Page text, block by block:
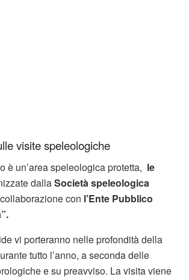
visite speleologiche
è un’area speleologica protetta, le
dallaSocietà speleologica
con l’Ente Pubblico
vi porteranno nelle profondità della
tutto l’anno, a seconda delle
e su preavviso. La visita viene